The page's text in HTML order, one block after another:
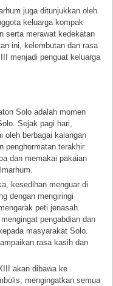
juga ditunjukkan oleh
keluarga kompak
serta merawat kedekatan
ini, kelembutan dan rasa
menjadi penguat keluarga
Solo adalah momen
Sejak pagi hari,
oleh berbagai kalangan
penghormatan terakhir.
dan memakai pakaian
kesedihan menguar di
dengan mengiringi
peti jenasah.
pengabdian dan
masyarakat Solo.
rasa kasih dan
akan dibawa ke
mengingatkan semua